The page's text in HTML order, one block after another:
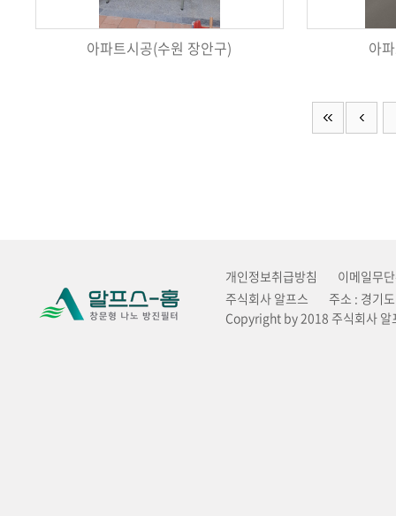
아파트시공(수원 장안구) 아
개인정보취급방침
이메일무
주식회사 알프스
주소 : 경기
Copyright by 2018 주식회사